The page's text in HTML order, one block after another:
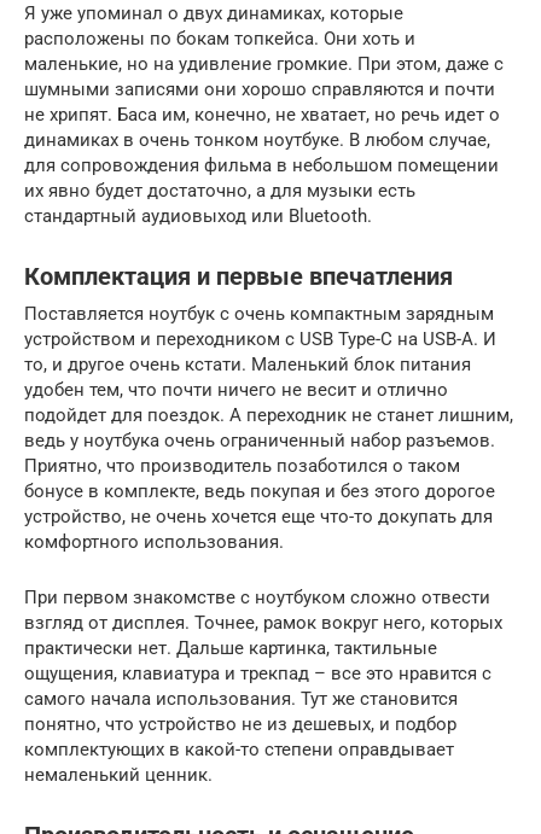
Я уже упоминал о двух динамиках, которые
расположены по бокам топкейса. Они хоть и
маленькие, но на удивление громкие. При этом, даже с
шумными записями они хорошо справляются и почти
не хрипят. Баса им, конечно, не хватает, но речь идет о
динамиках в очень тонком ноутбуке. В любом случае,
для сопровождения фильма в небольшом помещении
их явно будет достаточно, а для музыки есть
стандартный аудиовыход или Bluetooth.
Комплектация и первые впечатления
Поставляется ноутбук с очень компактным зарядным
устройством и переходником с USB Type-C на USB-A. И
то, и другое очень кстати. Маленький блок питания
удобен тем, что почти ничего не весит и отлично
подойдет для поездок. А переходник не станет лишним,
ведь у ноутбука очень ограниченный набор разъемов.
Приятно, что производитель позаботился о таком
бонусе в комплекте, ведь покупая и без этого дорогое
устройство, не очень хочется еще что-то докупать для
комфортного использования.
При первом знакомстве с ноутбуком сложно отвести
взгляд от дисплея. Точнее, рамок вокруг него, которых
практически нет. Дальше картинка, тактильные
ощущения, клавиатура и трекпад – все это нравится с
самого начала использования. Тут же становится
понятно, что устройство не из дешевых, и подбор
комплектующих в какой-то степени оправдывает
немаленький ценник.